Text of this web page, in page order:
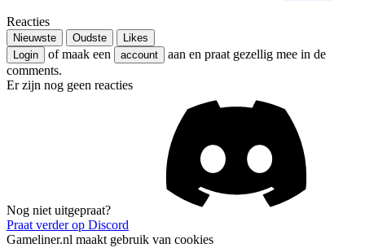
Reacties
Nieuwste Oudste
Likes
Login
of maak een account
aan en praat gezellig mee in de
comments.
Er zijn nog geen reacties
Nog niet uitgepraat?
Praat verder op Discord
Gameliner.nl maakt gebruik van cookies